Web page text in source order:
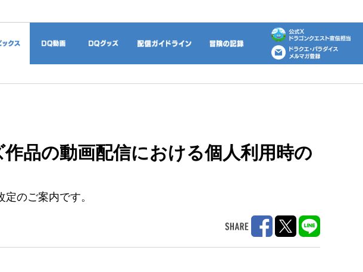
冒険の記録
品の動画配信における個人利用時の
のご案内です。